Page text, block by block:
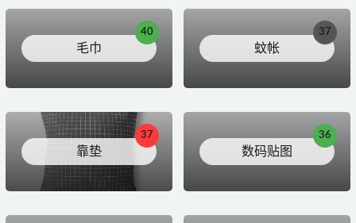
毛巾
40
蚊帐
37
靠垫
37
数码贴图
36